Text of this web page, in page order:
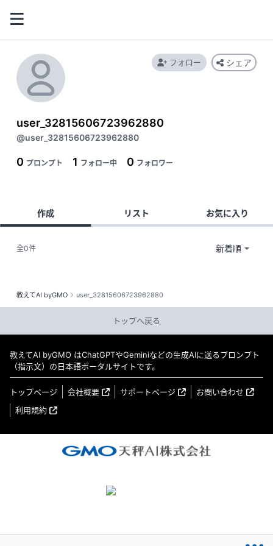
教えてAI byGMO user_32815606723962880
user_32815606723962880
@user_32815606723962880
0 プロンプト 1 フォロー中 0 フォロワー
フォロー シェア
作成 リスト お気に入り
全0件
トップへ戻る
教えてAI byGMO はChatGPTやGeminiなどの生成AIに送るプロンプト
（指示文）の日本語ポータルサイトです。
トップページ 会社概要 サポートページ
お問い合わせ
利用規約